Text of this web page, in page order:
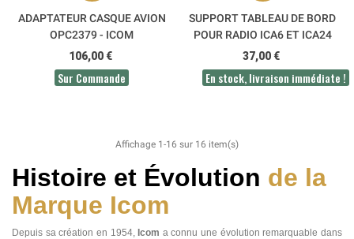
ADAPTATEUR CASQUE AVION
OPC2379 - ICOM
106,00 €
Sur Commande
SUPPORT TABLEAU DE BORD
POUR RADIO ICA6 ET ICA24
37,00 €
En stock, livraison immédiate !
Affichage 1-16 sur 16 item(s)
Histoire et Évolution de la
Marque Icom
Depuis sa création en 1954,Icom a connu une évolution remarquable dans